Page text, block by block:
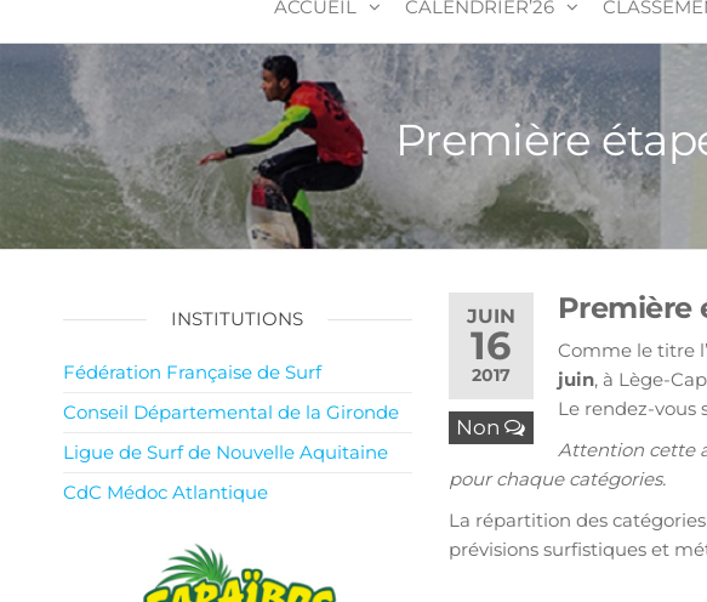
ACCUEIL CALENDRIER’26
Première
JUIN
16
2017
Non
Première
Comme le titre
juin, à Lège-
Le rendez-vous
Attention cette
pour chaque catégories.
La répartition des
prévisions surfistiques et
INSTITUTIONS
Fédération Française de Surf
Conseil Départemental de la Gironde
Ligue de Surf de Nouvelle Aquitaine
CdC Médoc Atlantique